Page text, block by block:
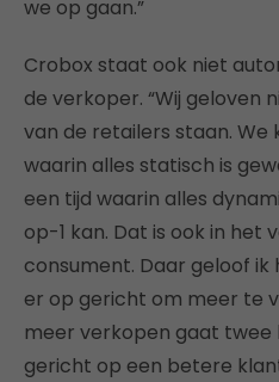
we op gaan.”
Crobox staat ook niet
de verkoper. “Wij geloven
van de retailers staan. We
waarin alles statisch is
een tijd waarin alles
op-1 kan. Dat is ook in het
consument. Daar geloof ik
er op gericht om meer te
meer verkopen gaat twee
gericht op een betere